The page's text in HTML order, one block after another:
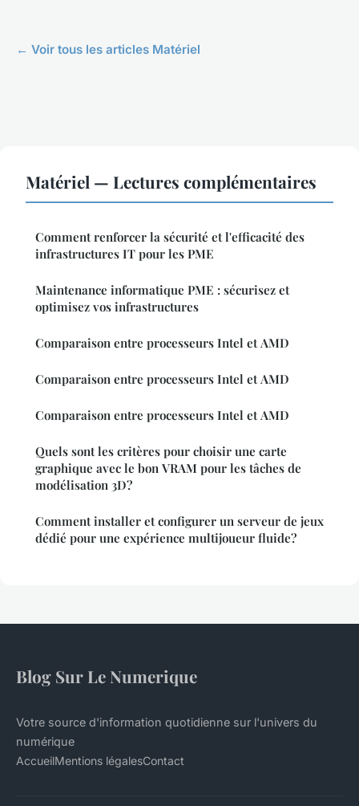
← Voir tous les articles Matériel
Matériel — Lectures complémentaires
Comment renforcer la sécurité et l'efficacité des
infrastructures IT pour les PME
Maintenance informatique PME : sécurisez et
optimisez vos infrastructures
Comparaison entre processeurs Intel et AMD
Comparaison entre processeurs Intel et AMD
Comparaison entre processeurs Intel et AMD
Quels sont les critères pour choisir une carte
graphique avec le bon VRAM pour les tâches de
modélisation 3D?
Comment installer et configurer un serveur de jeux
dédié pour une expérience multijoueur fluide?
Blog Sur Le Numerique
Votre source d'information quotidienne sur l'univers du
numérique
AccueilMentions légalesContact